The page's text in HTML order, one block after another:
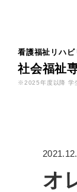
看護福祉リハ
社会福祉
※2025年度以降 学
オ